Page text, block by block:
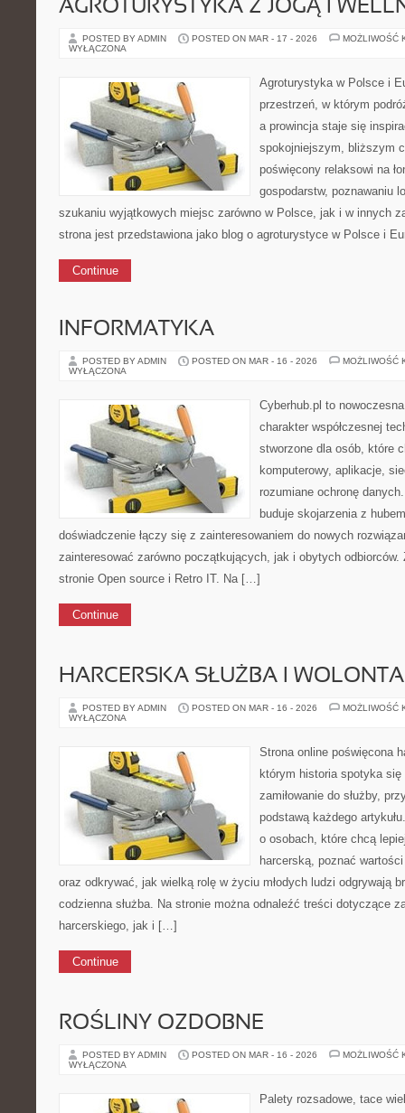
AGROTURYSTYKA Z JOGĄ I
POSTED BY ADMIN POSTED ON MAR - 17 - 2026
MOŻLIWOŚĆ
WYŁĄCZONA
Agroturystyka w Polsce i
przestrzeń, w którym
a prowincja staje się
spokojniejszym, bliższym
poświęcony relaksowi na
gospodarstw, poznawaniu
szukaniu wyjątkowych miejsc zarówno w Polsce, jak i w innych
strona jest przedstawiona jako blog o agroturystyce w Polsce i
Continue
INFORMATYKA
POSTED BY ADMIN POSTED ON MAR - 16 - 2026
MOŻLIWOŚĆ
WYŁĄCZONA
Cyberhub.pl to
charakter współczesnej
stworzone dla osób, które
komputerowy, aplikacje,
rozumiane ochronę
buduje skojarzenia z
doświadczenie łączy się z zainteresowaniem do nowych
zainteresować zarówno początkujących, jak i obytych odbiorców.
stronie Open source i Retro IT. Na […]
Continue
HARCERSKA SŁUŻBA I
POSTED BY ADMIN POSTED ON MAR - 16 - 2026
MOŻLIWOŚĆ
WYŁĄCZONA
Strona online poświęcona
którym historia spotyka
zamiłowanie do służby,
podstawą każdego
o osobach, które chcą
harcerską, poznać
oraz odkrywać, jak wielką rolę w życiu młodych ludzi odgrywają
codzienna służba. Na stronie można odnaleźć treści dotyczące
harcerskiego, jak i […]
Continue
ROŚLINY OZDOBNE
POSTED BY ADMIN POSTED ON MAR - 16 - 2026
MOŻLIWOŚĆ
WYŁĄCZONA
Palety rozsadowe, tace